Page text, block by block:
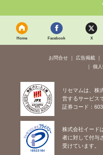
Home Facebook X
お問合せ 広告掲載
個
リセマムは、株
営するサービス
証券コード：
株式会社イード
者に対して付与
受けています。